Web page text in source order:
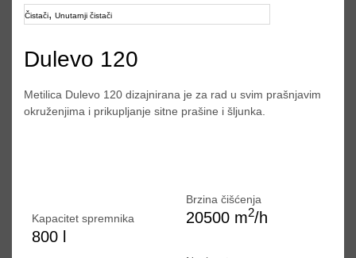
Čistači, Unutarnji čistači
Dulevo 120
Metilica Dulevo 120 dizajnirana je za rad u svim prašnjavim
okruženjima i prikupljanje sitne prašine i šljunka.
Kapacitet spremnika
800 l
Brzina čišćenja
20500 m2/h